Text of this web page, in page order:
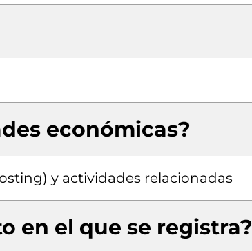
económicas?
y actividades relacionadas
en el que se registra?